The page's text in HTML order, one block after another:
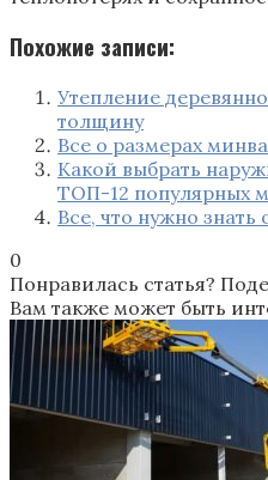
Похожие записи:
Утепление
толщину
Все о размерах
Какой выбрать
ТОП-12 популярных
Все, что нужно
0
Понравилась статья?
Вам также может быть